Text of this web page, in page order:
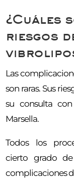
¿Cuáles
riesgos
Las
son raras. Sus
su consulta
Marsella.
Todos los
cierto grado
complicaciones